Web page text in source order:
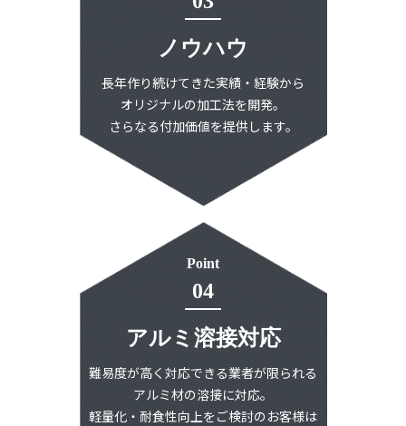
ノウハウ
長年作り続けてきた実績・経験から
オリジナルの加工法を開発。
さらなる付加価値を提供します。
Point
04
アルミ溶接対応
難易度が高く対応できる業者が限られる
アルミ材の溶接に対応。
軽量化・耐食性向上をご検討のお客様は